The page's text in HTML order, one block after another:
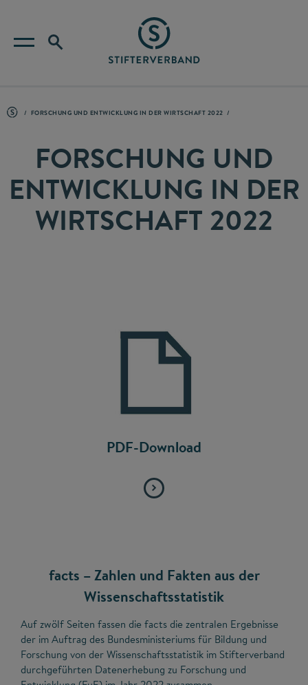
FORSCHUNG UND ENTWICKLUNG IN DER WIRTSCHAFT 2022
FORSCHUNG UND
ENTWICKLUNG IN DER
WIRTSCHAFT 2022
PDF-Download
facts – Zahlen und Fakten aus der
Wissenschaftsstatistik
Auf zwölf Seiten fassen die facts die zentralen Ergebnisse
der im Auftrag des Bundesministeriums für Bildung und
Forschung von der Wissenschaftsstatistik im Stifterverband
durchgeführten Datenerhebung zu Forschung und